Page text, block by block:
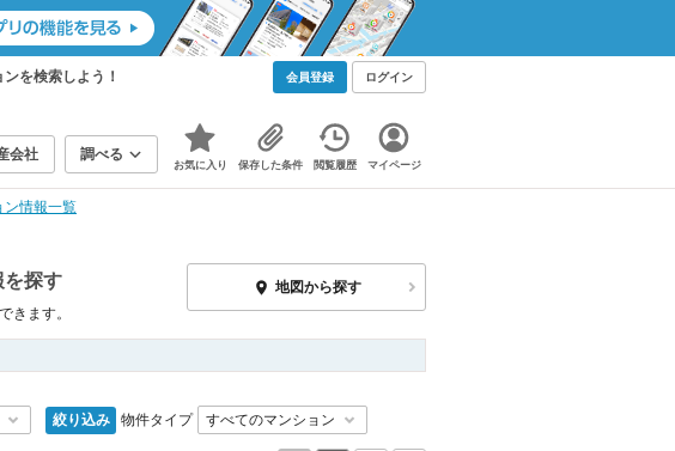
を検索しよう！ 会員登録 ログイン
会社 調べる
お気に入り 保存した条件 閲覧履歴 マイページ
ン情報一覧
を探す
きます。
地図から探す
絞り込み 物件タイプ